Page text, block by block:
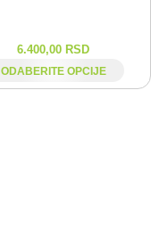
6.400,00 RSD
ODABERITE OPCIJE